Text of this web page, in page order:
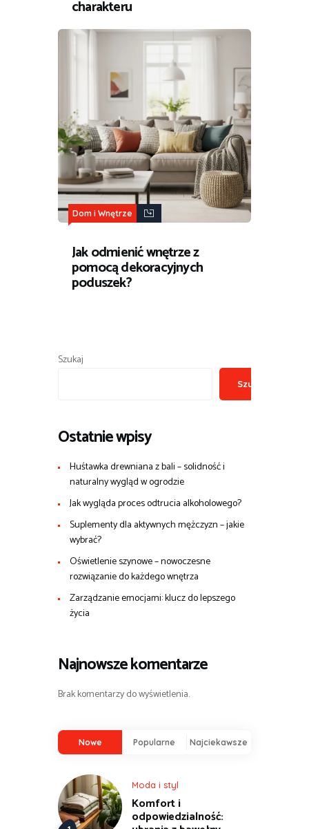
charakteru
Dom i Wnętrze
Jak odmienić wnętrze z
pomocą dekoracyjnych
poduszek?
Szukaj
Szukaj
Ostatnie wpisy
Huśtawka drewniana z bali – solidność i
naturalny wygląd w ogrodzie
Jak wygląda proces odtrucia alkoholowego?
Suplementy dla aktywnych mężczyzn – jakie
wybrać?
Oświetlenie szynowe – nowoczesne
rozwiązanie do każdego wnętrza
Zarządzanie emocjami: klucz do lepszego
życia
Najnowsze komentarze
Brak komentarzy do wyświetlenia.
Nowe Popularne Najciekawsze
Moda i styl
Komfort i
odpowiedzialność: